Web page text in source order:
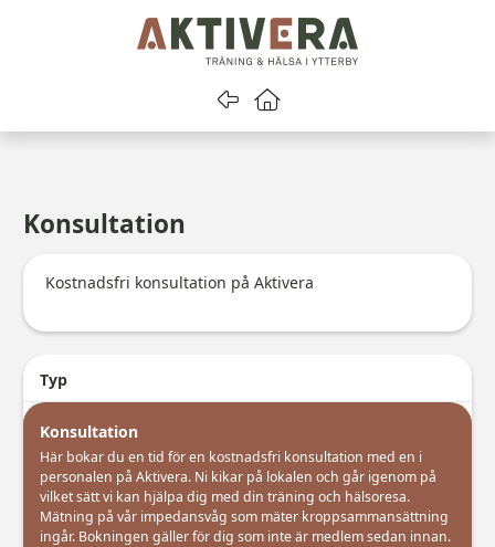
Gå tillbakaGå till startsidan
Konsultation
Kostnadsfri konsultation på Aktivera
Typ
Konsultation
Här bokar du en tid för en kostnadsfri konsultation med en i
personalen på Aktivera. Ni kikar på lokalen och går igenom på
vilket sätt vi kan hjälpa dig med din träning och hälsoresa.
Mätning på vår impedansvåg som mäter kroppsammansättning
ingår. Bokningen gäller för dig som inte är medlem sedan innan.